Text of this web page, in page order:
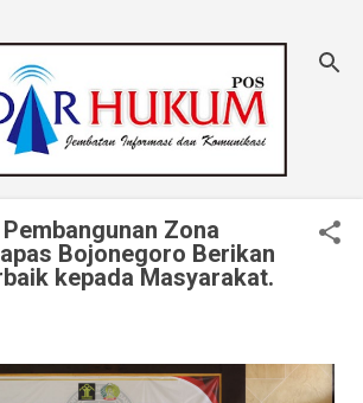
Zona
Bojonegoro Berikan
kepada Masyarakat.